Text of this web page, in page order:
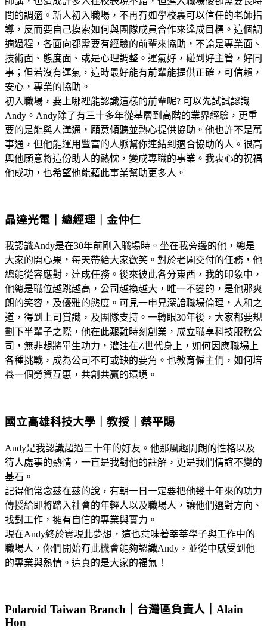
間的調適。新人初入職場，不再有如學校裏可以信任的老師指
導，反而要自己摸索如何與團隊成員合作來達成目標。這個調
適過程，各面向都需要有經驗的前輩來協助，不論是專業面、
技術面、態度面、或是心理調整。運氣好，碰到好主管，好同
事；但若沒有運氣，這時最好能有前輩能提供正確，可信賴，
安心，專業的協助。
初入職場，要上哪裡能認識這樣的前輩呢? 可以先試試認識
Andy。Andy除了有三十多年從基層到高階的業界經驗，更重
要的是能與人溝通，願意傾聽並熱心提供協助。他也許不是萬
事通，但他能運用豐富的人脈幫你連結到適合協助的人。很高
興他願意將這份助人的熱忱，變成專職的事業。我衷心的祝福
他成功，也希望他能藉此事業幫助更多人。
晶達光電｜總經理｜金仲仁
我認識Andy是在30年前剛入職場時。坐在我旁邊的他，總是
大家的開心果，每天帶給大家歡笑。對於老闆交付的任務，他
總能從容應對，達成任務。後來彼此各分東西，我的印象中，
他總是職位越跳越高，公司越換越大，唯一不變的，是他那爽
朗的笑容，及優雅的態度。可見一申兄深諳職場倫理，人和之
道，得到上司賞識，及團隊支持。一轉眼30年後，大家都要規
劃下半輩子之際，他在此艱難時刻創業，成立職享科技服務公
司，無非想將畢生功力，灌注在Z世代身上，如何因應職場上
各種挑戰，成為公司不可或缺的要角。也教育僱主們，如何培
養一個勞資互惠，共創共贏的環境。
國立高雄科技大學｜教授｜蔡平賜
Andy是我認識超過三十年的好友。他那風趣開朗的性格以及
待人處事的熱情，一直是我對他的註解，更是我們情誼不變的
基石。
記得他常念茲在茲的說，有朝一日一定要把他幾十年來的功力
傳授給即將踏入社會的年輕人以及職場人，讓他們選對方向、
找對工作，擁有自信的專業與實力。
現在Andy終於實現此夢想，這也意味著莘莘學子與工作中的
職場人，你們開始有此機會能夠認識Andy，並從中感受到他
的專業與熱情。這真的是大家的福氣！
Polaroid Taiwan Branch｜台灣區負責人｜Alain
Hon